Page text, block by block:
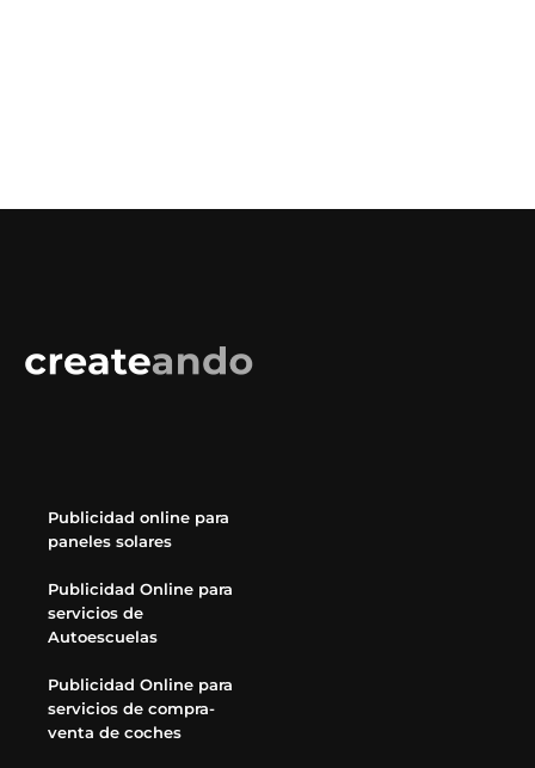
Publicidad online para
paneles solares
Publicidad Online para
servicios de
Autoescuelas
Publicidad Online para
servicios de compra-
venta de coches